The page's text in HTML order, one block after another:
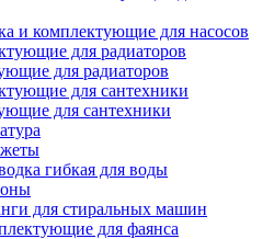
и комплектующие для насосов
для радиаторов
для сантехники
гибкая для воды
для стиральных машин
для фаянса